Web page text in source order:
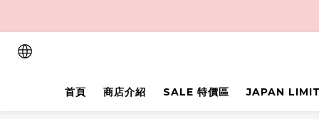
首頁 商店介紹 SALE 特價區 JAPAN